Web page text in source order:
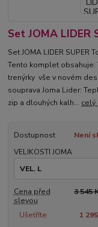
Set JOMA LIDER
Set JOMA LIDER SUPER
Tento komplet obsahuje:
trenýrky vše v novém
souprava Joma Lider:
zip a dlouhých kalh... celý
Dostupnost
Není
VELIKOSTI JOMA
Cena před
slevou
3 545
Ušetříte 1